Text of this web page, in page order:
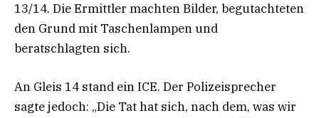
13/14. Die Ermittler machten Bilder, begutachteten
den Grund mit Taschenlampen und
beratschlagten sich.
An Gleis 14 stand ein ICE. Der Polizeisprecher
sagte jedoch: „Die Tat hat sich, nach dem, was wir